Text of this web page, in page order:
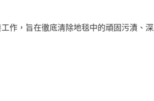
作，旨在徹底清除地毯中的頑固污漬、